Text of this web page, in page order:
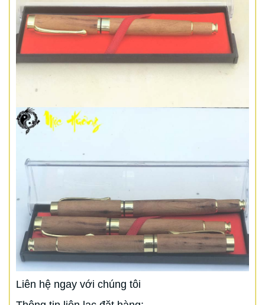
Liên hệ ngay với chúng tôi